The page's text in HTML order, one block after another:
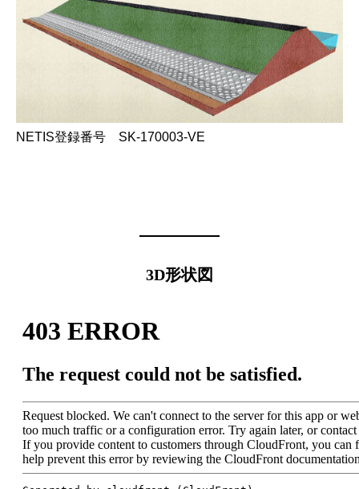
NETIS登録番号 SK-170003-VE
3D形状図